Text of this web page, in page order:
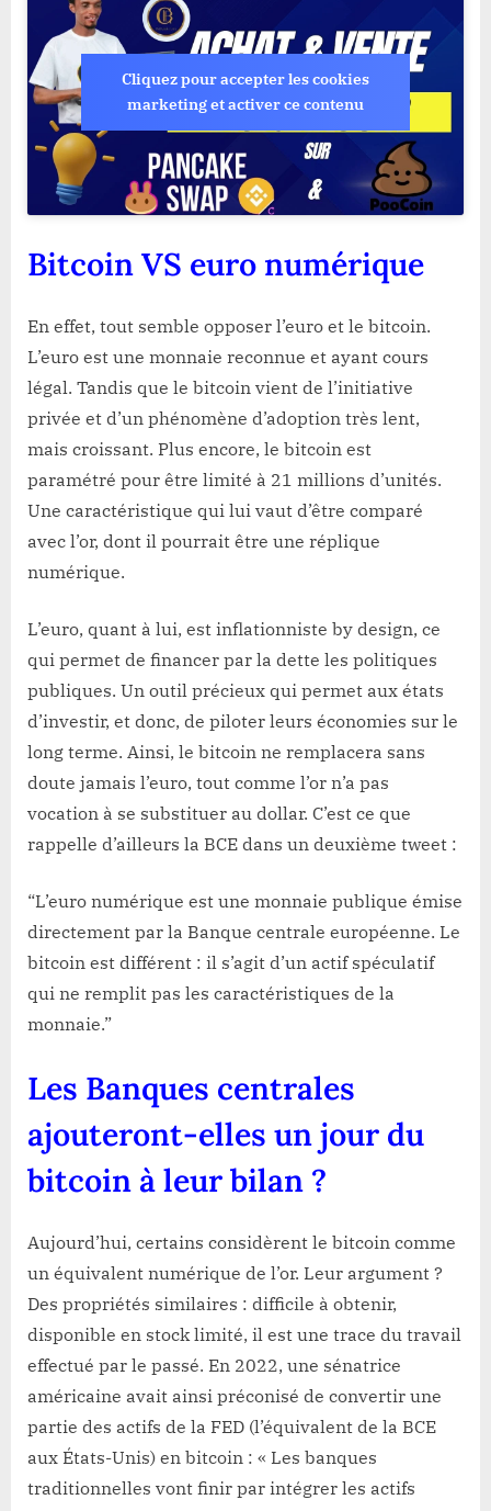
Cliquez pour accepter les cookies
marketing et activer ce contenu
Bitcoin VS euro numérique
En effet, tout semble opposer l’euro et le bitcoin.
L’euro est une monnaie reconnue et ayant cours
légal. Tandis que le bitcoin vient de l’initiative
privée et d’un phénomène d’adoption très lent,
mais croissant. Plus encore, le bitcoin est
paramétré pour être limité à 21 millions d’unités.
Une caractéristique qui lui vaut d’être comparé
avec l’or, dont il pourrait être une réplique
numérique.
L’euro, quant à lui, est inflationniste by design, ce
qui permet de financer par la dette les politiques
publiques. Un outil précieux qui permet aux états
d’investir, et donc, de piloter leurs économies sur le
long terme. Ainsi, le bitcoin ne remplacera sans
doute jamais l’euro, tout comme l’or n’a pas
vocation à se substituer au dollar. C’est ce que
rappelle d’ailleurs la BCE dans un deuxième tweet :
“L’euro numérique est une monnaie publique émise
directement par la Banque centrale européenne. Le
bitcoin est différent : il s’agit d’un actif spéculatif
qui ne remplit pas les caractéristiques de la
monnaie.”
Les Banques centrales
ajouteront-elles un jour du
bitcoin à leur bilan ?
Aujourd’hui, certains considèrent le bitcoin comme
un équivalent numérique de l’or. Leur argument ?
Des propriétés similaires : difficile à obtenir,
disponible en stock limité, il est une trace du travail
effectué par le passé. En 2022, une sénatrice
américaine avait ainsi préconisé de convertir une
partie des actifs de la FED (l’équivalent de la BCE
aux États-Unis) en bitcoin : « Les banques
traditionnelles vont finir par intégrer les actifs